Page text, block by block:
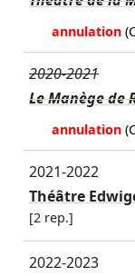
annulation
2020-2021
Le Manège de
annulation
2021-2022
Théâtre
[2 rep.]
2022-2023